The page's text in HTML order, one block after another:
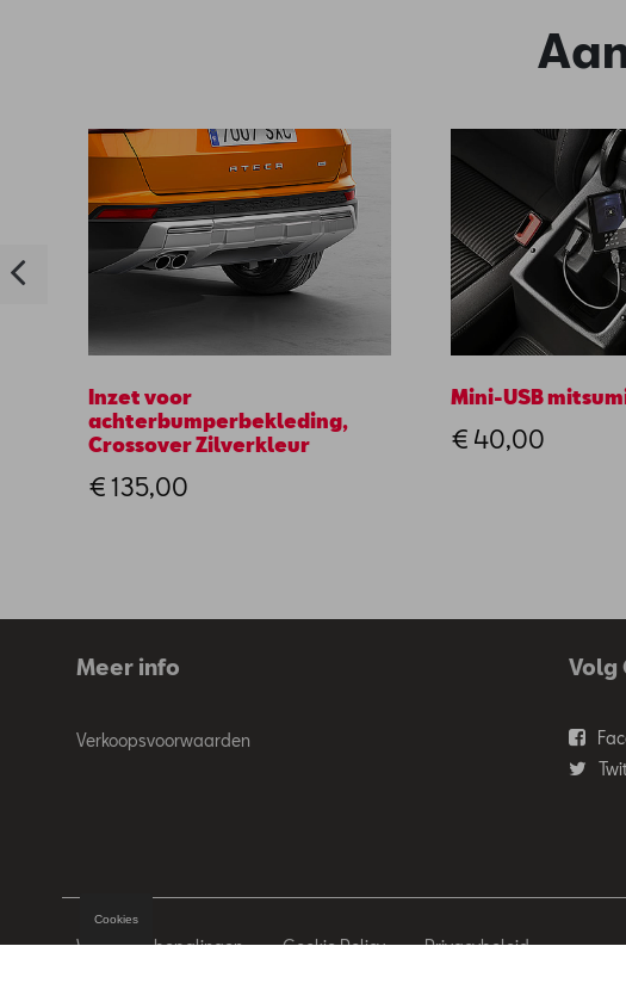
Inzet voor
achterbumperbekleding,
Crossover Zilverkleur
€ 135,00
Mini-USB
€ 40,00
Meer info
Verkoopsvoorwaarden
Volg
Wettelijke bepalingen Cookie Policy Privacybeleid
Cookies